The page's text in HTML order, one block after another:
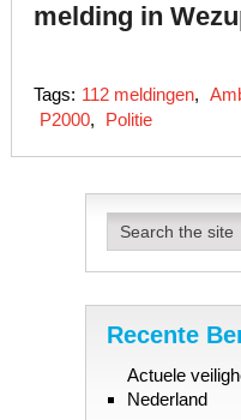
melding in
Tags: 112 meldingen,
P2000, Politie
Recente
Actuele
Nederland